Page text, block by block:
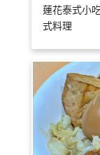
蓮花泰式小
式料理